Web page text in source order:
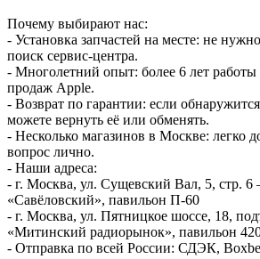
Почему выбирают нас:
- Установка запчастей на месте: не
поиск сервис-центра.
- Многолетний опыт: более 6 лет работы
продаж Apple.
- Возврат по гарантии: если
можете вернуть её или обменять.
- Несколько магазинов в Москве: легко
вопрос лично.
- Наши адреса:
- г. Москва, ул. Сущевский Вал, 5, стр.
«Савёловский», павильон П-60
- г. Москва, ул. Пятницкое шоссе, 18,
«Митинский радиорынок», павильон
- Отправка по всей России: СДЭК,